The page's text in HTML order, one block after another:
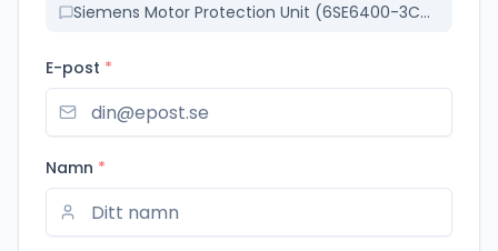
Siemens Motor Protection Unit (6SE6400-3CC00-2AD3)
E-post *
Namn *